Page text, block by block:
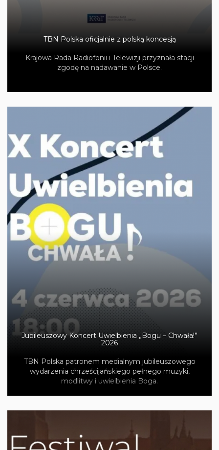
TBN Polska oficjalnie z polską koncesją
Krajowa Rada Radiofonii i Telewizji przyznała stacji
zgodę na nadawanie w Polsce.
Jubileuszowy Koncert Uwielbienia „Bogu – Chwała!”
2026
TBN Polska patronem medialnym jubileuszowego
wydarzenia chrześcijańskiego pełnego muzyki,
modlitwy i uwielbienia Boga.